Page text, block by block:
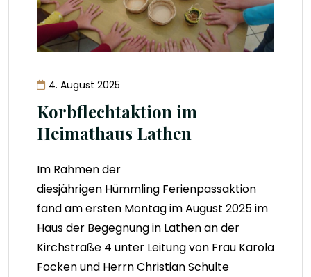
4. August 2025
Korbflechtaktion im
Heimathaus Lathen
Im Rahmen der
diesjährigen Hümmling Ferienpassaktion
fand am ersten Montag im August 2025 im
Haus der Begegnung in Lathen an der
Kirchstraße 4 unter Leitung von Frau Karola
Focken und Herrn Christian Schulte